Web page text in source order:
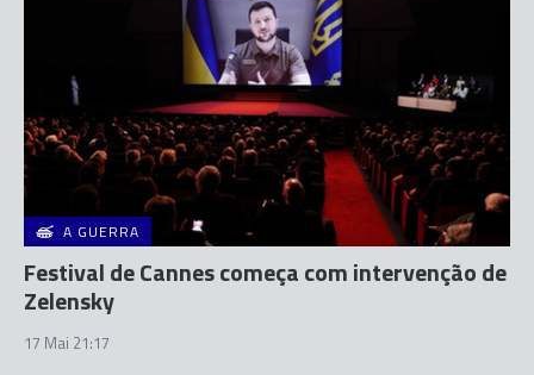
A GUERRA
Festival de Cannes começa com intervenção de
Zelensky
17 Mai 21:17